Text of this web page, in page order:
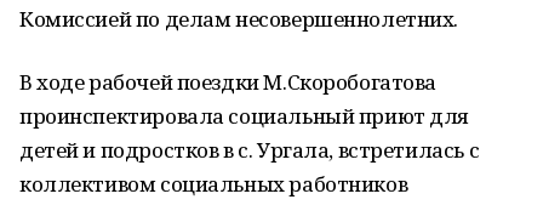
Комиссией по делам несовершеннолетних.
В ходе рабочей поездки М.Скоробогатова
проинспектировала социальный приют для
детей и подростков в с. Ургала, встретилась с
коллективом социальных работников